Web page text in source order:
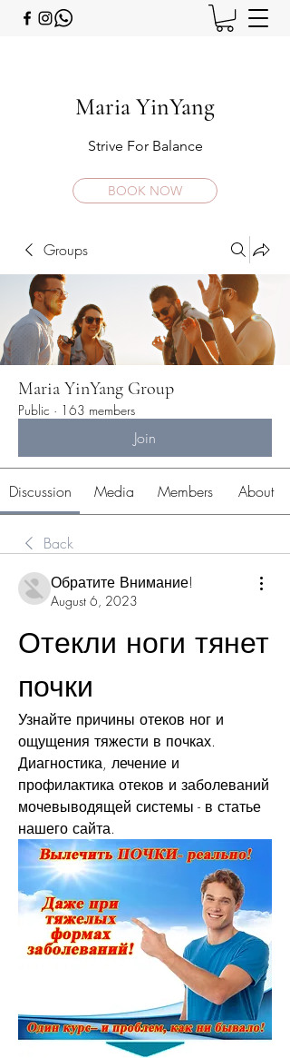
Maria YinYang
Strive For Balance
BOOK NOW
Groups
Maria YinYang Group
Public · 163 members
Join
Discussion Media Members About
Back
Обратите Внимание!
August 6, 2023
Отекли ноги тянет
почки
Узнайте причины отеков ног и
ощущения тяжести в почках.
Диагностика, лечение и
профилактика отеков и заболеваний
мочевыводящей системы - в статье
нашего сайта.